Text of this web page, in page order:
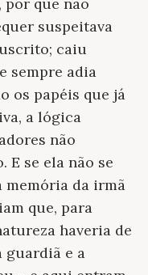
suspeitava
caiu
sempre adia
os papéis que já
a lógica
não
E se ela não se
memória da irmã
que, para
haveria de
guardiã e a